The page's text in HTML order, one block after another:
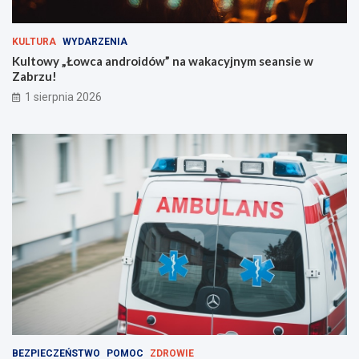
i
e
m
!
KULTURA WYDARZENIA
Kultowy „Łowca androidów” na wakacyjnym seansie w
Zabrzu!
1 sierpnia 2026
BEZPIECZEŃSTWO POMOC ZDROWIE